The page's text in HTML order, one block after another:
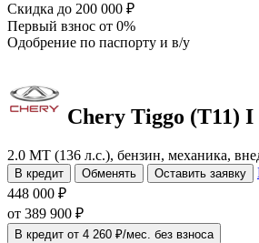
Скидка до 200 000 ₽
Первый взнос от 0%
Одобрение по паспорту и в/у
Chery Tiggo (T11) I
2.0 MT (136 л.с.), бензин, механика,
В кредит Обменять Оставить заявку
448 000 ₽
от 389 900 ₽
В кредит от 4 260 ₽/мес. без взноса